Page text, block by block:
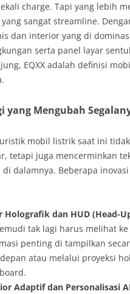
charge. Tapi yang lebih
sangat streamline.
dan interior yang di
serta panel layar
EQXX adalah definisi
yang Mengubah
mobil listrik saat ini
tetapi juga mencerminkan
di dalamnya. Beberapa
Holografik dan HUD (Head-
tak lagi harus melihat
penting di tampilkan
atau melalui proyeksi
Adaptif dan Personalisasi